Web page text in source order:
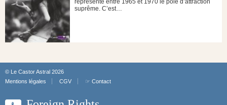
représente entre 1965 et 1970 le pôle d’attraction
suprême. C’est…
© Le Castor Astral 2026
Mentions légales
CGV ☞ Contact